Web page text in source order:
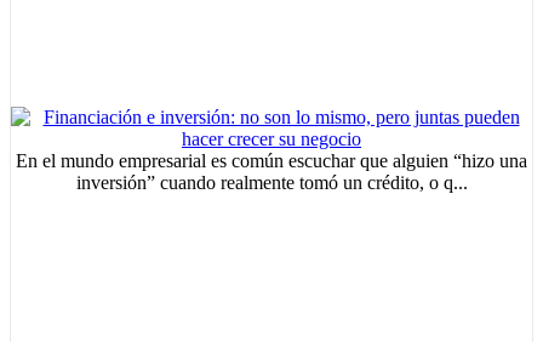
En el mundo empresarial es común escuchar que alguien “hizo una
inversión” cuando realmente tomó un crédito, o q...